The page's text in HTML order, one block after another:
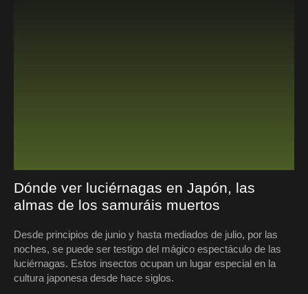
Dónde ver luciérnagas en Japón, las
almas de los samuráis muertos
Desde principios de junio y hasta mediados de julio, por las
noches, se puede ser testigo del mágico espectáculo de las
luciérnagas. Estos insectos ocupan un lugar especial en la
cultura japonesa desde hace siglos.